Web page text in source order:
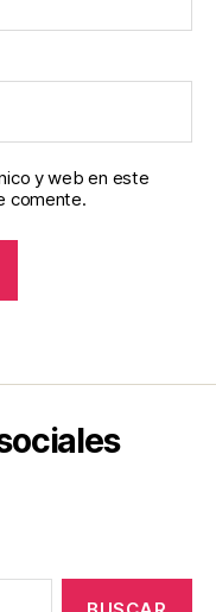
y web en este
comente.